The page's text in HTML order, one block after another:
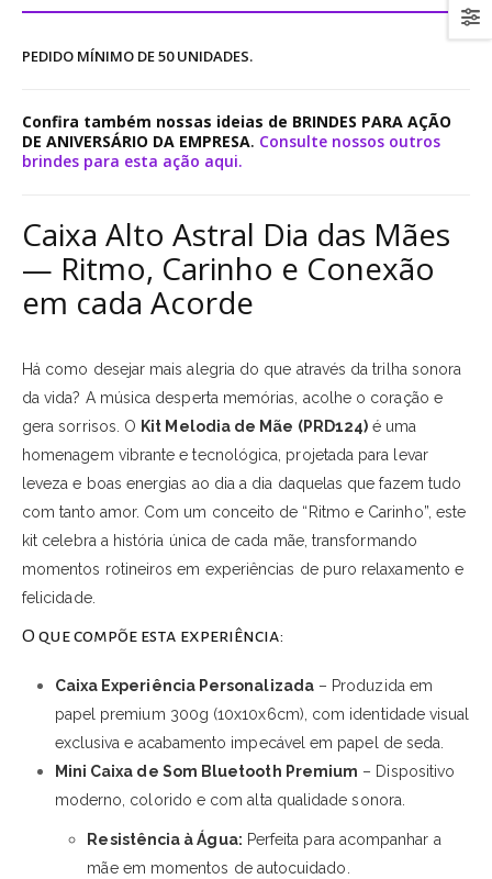
PEDIDO MÍNIMO DE 50 UNIDADES.
Confira também nossas ideias de BRINDES PARA AÇÃO
DE ANIVERSÁRIO DA EMPRESA. Consulte nossos outros
brindes para esta ação aqui.
Caixa Alto Astral Dia das Mães
— Ritmo, Carinho e Conexão
em cada Acorde
Há como desejar mais alegria do que através da trilha sonora
da vida? A música desperta memórias, acolhe o coração e
gera sorrisos. O Kit Melodia de Mãe (PRD124) é uma
homenagem vibrante e tecnológica, projetada para levar
leveza e boas energias ao dia a dia daquelas que fazem tudo
com tanto amor. Com um conceito de “Ritmo e Carinho”, este
kit celebra a história única de cada mãe, transformando
momentos rotineiros em experiências de puro relaxamento e
felicidade.
O que compõe esta experiência:
Caixa Experiência Personalizada– Produzida em
papel premium 300g (10x10x6cm), com identidade visual
exclusiva e acabamento impecável em papel de seda.
Mini Caixa de Som Bluetooth Premium – Dispositivo
moderno, colorido e com alta qualidade sonora.
Resistência à Água: Perfeita para acompanhar a
mãe em momentos de autocuidado.